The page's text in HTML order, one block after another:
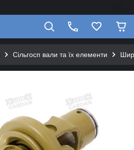
Сільгосп вали та їх елементи